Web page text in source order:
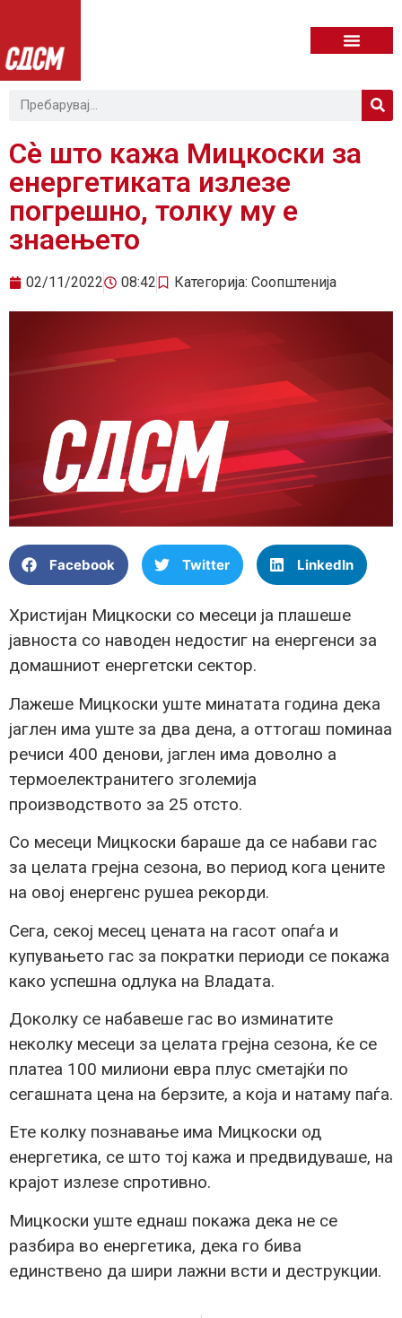
Сѐ што кажа Мицкоски за
енергетиката излезе
погрешно, толку му е
знаењето
02/11/2022 08:42 Категорија: Соопштенија
Facebook Twitter LinkedIn
Христијан Мицкоски со месеци ја плашеше
јавноста со наводен недостиг на енергенси за
домашниот енергетски сектор.
Лажеше Мицкоски уште минатата година дека
јаглен има уште за два дена, а оттогаш поминаа
речиси 400 денови, јаглен има доволно а
термоелектранитего зголемија
производството за 25 отсто.
Со месеци Мицкоски бараше да се набави гас
за целата грејна сезона, во период кога цените
на овој енергенс рушеа рекорди.
Сега, секој месец цената на гасот опаѓа и
купувањето гас за пократки периоди се покажа
како успешна одлука на Владата.
Доколку се набавеше гас во изминатите
неколку месеци за целата грејна сезона, ќе се
платеа 100 милиони евра плус сметајќи по
сегашната цена на берзите, а која и натаму паѓа.
Ете колку познавање има Мицкоски од
енергетика, се што тој кажа и предвидуваше, на
крајот излезе спротивно.
Мицкоски уште еднаш покажа дека не се
разбира во енергетика, дека го бива
единствено да шири лажни всти и деструкции.